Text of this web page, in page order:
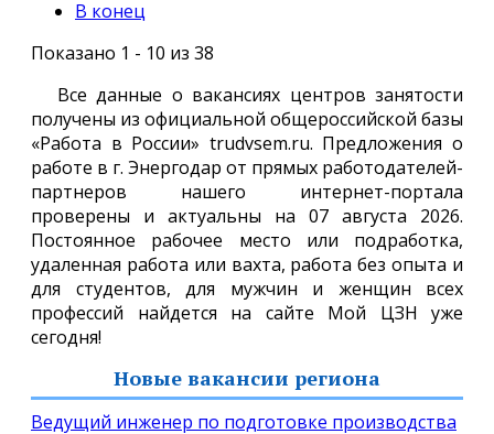
В конец
Показано 1 - 10 из 38
Все данные о вакансиях центров занятости
получены из официальной общероссийской базы
«Работа в России» trudvsem.ru. Предложения о
работе в г. Энергодар от прямых работодателей-
партнеров нашего интернет-портала
проверены и актуальны на 07 августа 2026.
Постоянное рабочее место или подработка,
удаленная работа или вахта, работа без опыта и
для студентов, для мужчин и женщин всех
профессий найдется на сайте Мой ЦЗН уже
сегодня!
Новые вакансии региона
Ведущий инженер по подготовке производства